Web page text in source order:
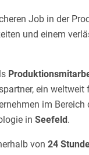
Job in der
und einem
ein weltweit
im Bereich
in Seefeld .
von 24